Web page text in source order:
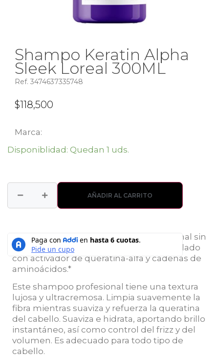
Shampo Keratin Alpha
Sleek Loreal 300ML
Ref. 3474637335748
$118,500
Marca:
Disponiblidad: Quedan 1 uds.
AÑADIR AL CARRITO
Shampoo Keratin Alpha Sleek Professional sin
sulfatos de L’Oréal Professionnel, formulado
con activador de queratina-alfa y cadenas de
aminoácidos.*
Este shampoo profesional tiene una textura
lujosa y ultracremosa. Limpia suavemente la
fibra mientras suaviza y refuerza la queratina
del cabello. Suaviza e hidrata, aportando brillo
instantáneo, así como control del frizz y del
volumen. Es adecuado para todo tipo de
cabello.